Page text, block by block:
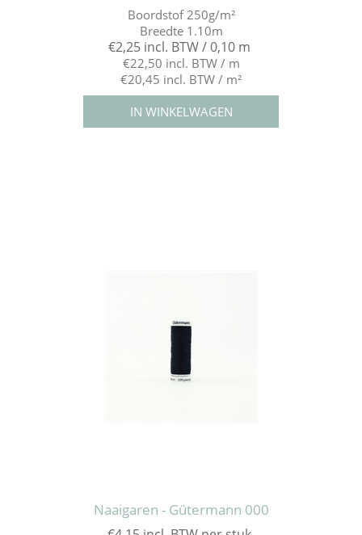
Boordstof 250g/m²
Breedte 1.10m
€2,25 incl. BTW / 0,10 m
€22,50 incl. BTW / m
€20,45 incl. BTW / m²
Naaigaren - Gütermann 000